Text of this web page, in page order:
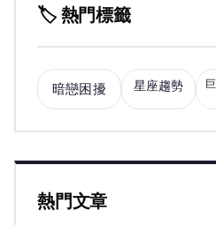
🏷️ 熱門標籤
暗戀困擾 星座趨勢
熱門文章